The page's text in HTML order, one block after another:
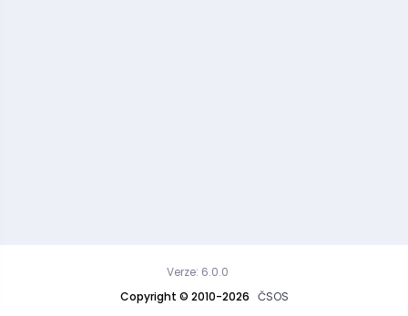
Copyright © 2010-2026 ČSOS
Verze: 6.0.0